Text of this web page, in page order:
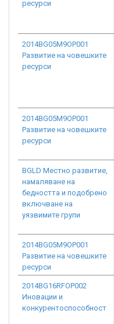
ресурси
2014BG05M9OP001
Развитие на човешките
ресурси
2014BG05M9OP001
Развитие на човешките
ресурси
BGLD Местно развитие,
намаляване на
бедността и подобрено
включване на
уязвимите групи
2014BG05M9OP001
Развитие на човешките
ресурси
2014BG16RFOP002
Иновации и
конкурентоспособност